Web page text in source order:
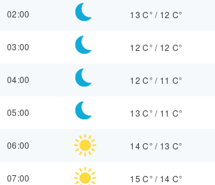
02:00 13 C° / 12 C°
03:00 12 C° / 12 C°
04:00 12 C° / 11 C°
05:00 13 C° / 11 C°
06:00 14 C° / 13 C°
07:00 15 C° / 14 C°